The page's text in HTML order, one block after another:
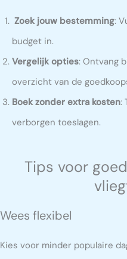
Zoek jouw bestemming:
budget in.
Vergelijk opties: Ontvang
overzicht van de
Boek zonder extra kosten:
verborgen toeslagen.
Tips voor
Wees flexibel
Kies voor minder populaire